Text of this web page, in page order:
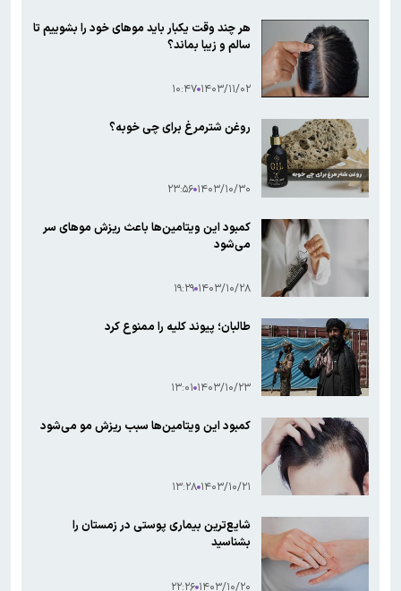
هر چند وقت یکبار باید موهای خود را بشوییم تا
سالم و زیبا بماند؟
۱۴۰۳/۱۱/۰۲ ۱۰:۴۷
روغن شترمرغ برای چی خوبه؟
۱۴۰۳/۱۰/۳۰ ۲۳:۵۶
کمبود این ویتامین‌ها باعث ریزش موهای سر
می‌شود
۱۴۰۳/۱۰/۲۸ ۱۹:۲۹
طالبان؛ پیوند کلیه را ممنوع کرد
۱۴۰۳/۱۰/۲۳ ۱۳:۰۱
کمبود این ویتامین‌ها سبب ریزش مو می‌شود
۱۴۰۳/۱۰/۲۱ ۱۳:۲۸
شایع‌ترین بیماری پوستی در زمستان را
بشناسید
۱۴۰۳/۱۰/۲۰ ۲۲:۲۶